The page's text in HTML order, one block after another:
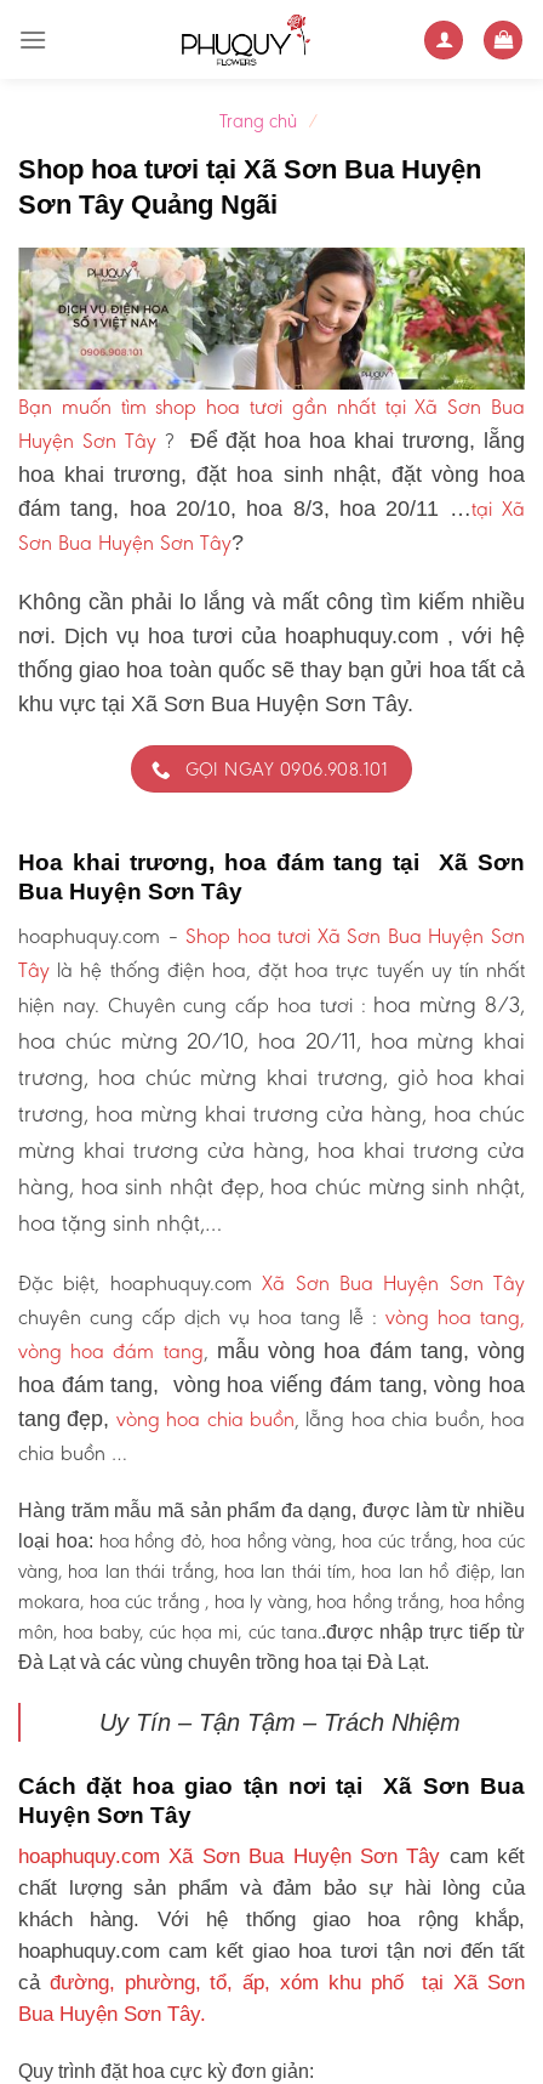
Trang chủ /
Shop hoa tươi tại Xã Sơn Bua Huyện
Sơn Tây Quảng Ngãi
Bạn muốn tìm shop hoa tươi gần nhất tại Xã Sơn Bua
Huyện Sơn Tây?Để đặt hoa hoa khai trương, lẵng
hoa khai trương, đặt hoa sinh nhật, đặt vòng hoa
đám tang, hoa 20/10, hoa 8/3, hoa 20/11 …tại Xã
Sơn Bua Huyện Sơn Tây?
Không cần phải lo lắng và mất công tìm kiếm nhiều
nơi. Dịch vụ hoa tươi của hoaphuquy.com , với hệ
thống giao hoa toàn quốc sẽ thay bạn gửi hoa tất cả
khu vực tại Xã Sơn Bua Huyện Sơn Tây.
GỌI NGAY 0906.908.101
Hoa khai trương, hoa đám tang tại Xã Sơn
Bua Huyện Sơn Tây
hoaphuquy.com – Shop hoa tươi Xã Sơn Bua Huyện Sơn
Tây là hệ thống điện hoa, đặt hoa trực tuyến uy tín nhất
hiện nay. Chuyên cung cấp hoa tươi : hoa mừng 8/3,
hoa chúc mừng 20/10, hoa 20/11, hoa mừng khai
trương, hoa chúc mừng khai trương, giỏ hoa khai
trương, hoa mừng khai trương cửa hàng, hoa chúc
mừng khai trương cửa hàng, hoa khai trương cửa
hàng, hoa sinh nhật đẹp, hoa chúc mừng sinh nhật,
hoa tặng sinh nhật,…
Đặc biệt, hoaphuquy.com Xã Sơn Bua Huyện Sơn Tây
chuyên cung cấp dịch vụ hoa tang lễ : vòng hoa tang,
vòng hoa đám tang, mẫu vòng hoa đám tang, vòng
hoa đám tang, vòng hoa viếng đám tang, vòng hoa
tang đẹp, vòng hoa chia buồn, lẵng hoa chia buồn, hoa
chia buồn …
Hàng trăm mẫu mã sản phẩm đa dạng, được làm từ nhiều
loại hoa: hoa hồng đỏ, hoa hồng vàng, hoa cúc trắng, hoa cúc
vàng, hoa lan thái trắng, hoa lan thái tím, hoa lan hồ điệp, lan
mokara, hoa cúc trắng , hoa ly vàng, hoa hồng trắng, hoa hồng
môn, hoa baby, cúc họa mi, cúc tana..được nhập trực tiếp từ
Đà Lạt và các vùng chuyên trồng hoa tại Đà Lạt.
Uy Tín – Tận Tậm – Trách Nhiệm
Cách đặt hoa giao tận nơi tại Xã Sơn Bua
Huyện Sơn Tây
hoaphuquy.com Xã Sơn Bua Huyện Sơn Tây cam kết
chất lượng sản phẩm và đảm bảo sự hài lòng của
khách hàng. Với hệ thống giao hoa rộng khắp,
hoaphuquy.com cam kết giao hoa tươi tận nơi đến tất
cả đường, phường, tổ, ấp, xóm khu phố tại Xã Sơn
Bua Huyện Sơn Tây.
Quy trình đặt hoa cực kỳ đơn giản: